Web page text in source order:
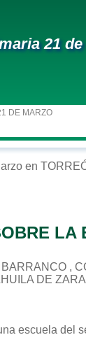
21
DE MARZO
en
LA
,
DE
escuela del